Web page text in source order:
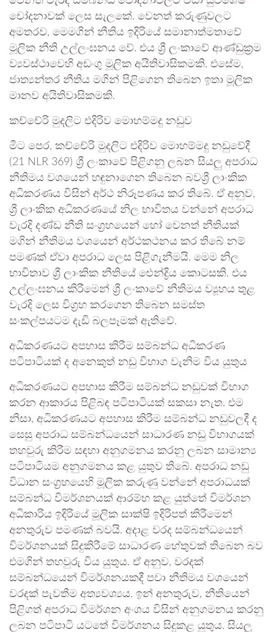
චෝදනාවක් ලෙස සැලකේ. වෙනත් කරුණුවලට
අමතරව, මෙමගින් නීතිය ඉදිරියේ සමානාත්මතාවේ
මූලික නීති උල්ලංඝනය වේ. එය ශ්‍රී ලංකාවේ ආණ්ඩුක්‍රම
ව්‍යවස්ථාවෙහි අඩංගු මූලික අයිතිවාසිකමකි. එසේම,
ජාත්‍යන්තර නීතිය මගින් පිළිගෙන තිබෙන ඉතා මූලික
මානව අයිතිවාසිකමකි.
කච්චේරි මුදලිට එදිරිව මොහම්මදු නඩුව
මීට පෙර, කච්චේරි මුදලිට එදිරිව මොහම්මදු නඩුවේදී
(21 NLR 369) ශ්‍රී ලංකාවේ පිළිගනු ලබන සියලු අපරාධ
නීතිමය වශයෙන් හඳුනාගෙන තිබෙන බවශ්‍රී ලාංකික
අධිකරණය විසින් අර්ථ නිරූපණය කර තිබේ. ඒ අනුව,
ශ්‍රී ලාංකික අධිකරණයේ නිල භාවිතය වන්නේ අපරාධ
වැරදි දණ්ඩ නීති සංග්‍රහයෙන් හෝ වෙනත් නීතියක්
මගින් නීතිමය වශයෙන් අර්ථකථනය කර තිබේ නම්
පමණක් ඒවා අපරාධ ලෙස පිළිගැනීමයි. මෙම නිල
භාවිතාව ශ්‍රී ලාංකික නීතියේ ඓන්ද්‍රිය කොටසකි. එය
උල්ලංඝනය කිරීමෙන් ශ්‍රී ලංකාවේ නීතිමය ව්‍යූහය තුළ
වැරදි ලෙස විග්‍රහ කරගෙන තිබෙන සමස්ත
සංකල්පයටම දැඩි බලපෑමක් ඇතිවේ.
අධිකරණයට අපහාස කිරීම සම්බන්ධ අධිකරණ
පටිපාටියක් ද අනෙකුත් නඩු විභාග වැනිම විය යුතුය
අධිකරණයට අපහාස කිරීම සම්බන්ධ නඩුවක් විභාග
කරන ආකාරය පිළිබඳ පටිපාටියක් සකසා නැත. එම
නිසා, අධිකරණයට අපහාස කිරීම සම්බන්ධ නඩුවලදී ද
සෙසු අපරාධ සම්බන්ධයෙන් සාධාරණ නඩු විභාගයක්
තහවුරු කිරීම සඳහා අනුගමනය කරනු ලබන සාමාන්‍ය
පටිපාටියම අනුගමනය කළ යුතුව තිබේ. අපරාධ නඩු
විධාන සංග්‍රහයෙහි මූලික කරුණු වන්නේ අපරාධයක්
සම්බන්ධ විමර්ශනයක් ආරම්භ කළ යුත්තේ විමර්ශන
අධිකාරිය ඉදිරියේ මූලික සාක්ෂි ඉදිරිපත් කිරීමෙන්
අනතුරුව පමණක් බවයි. අදාළ වරද සම්බන්ධයෙන්
විමර්ශනයක් සිදුකිරීමේ සාධාරණ හේතුවක් තිබෙන බව
එමගින් තහවුරු විය යුතුය. ඒ අනුව, වරදක්
සම්බන්ධයෙන් විමර්ශනයකදී පවා නීතිමය වශයෙන්
වරදක් පැවතීම අත්‍යවශ්‍යය. ඉන් අනතුරුව, නීතියෙන්
පිළිගත් අපරාධ විමර්ශන අංශය විසින් අනුගමනය කරනු
ලබන පටිපාටි යටතේ විමර්ශනය සිදුකළ යුතුය. සියලු